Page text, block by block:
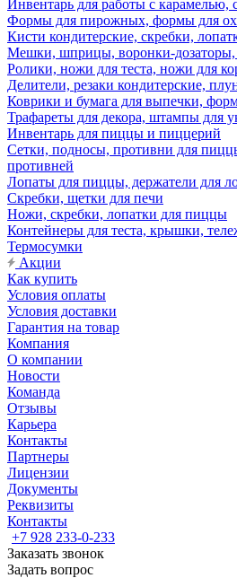
Инвентарь для работы с карамелью,
Формы для пирожных, формы для
Кисти кондитерские, скребки,
Мешки, шприцы, воронки-дозаторы,
Ролики, ножи для теста, ножи для
Делители, резаки кондитерские,
Коврики и бумага для выпечки,
Трафареты для декора, штампы для
Инвентарь для пиццы и пиццерий
Сетки, подносы, противни для
противней
Лопаты для пиццы, держатели для
Скребки, щетки для печи
Ножи, скребки, лопатки для пиццы
Контейнеры для теста, крышки,
Термосумки
Акции
Как купить
Условия оплаты
Условия доставки
Гарантия на товар
Компания
О компании
Новости
Команда
Отзывы
Карьера
Контакты
Партнеры
Лицензии
Документы
Реквизиты
Контакты
+7 928 233-0-233
Заказать звонок
Задать вопрос